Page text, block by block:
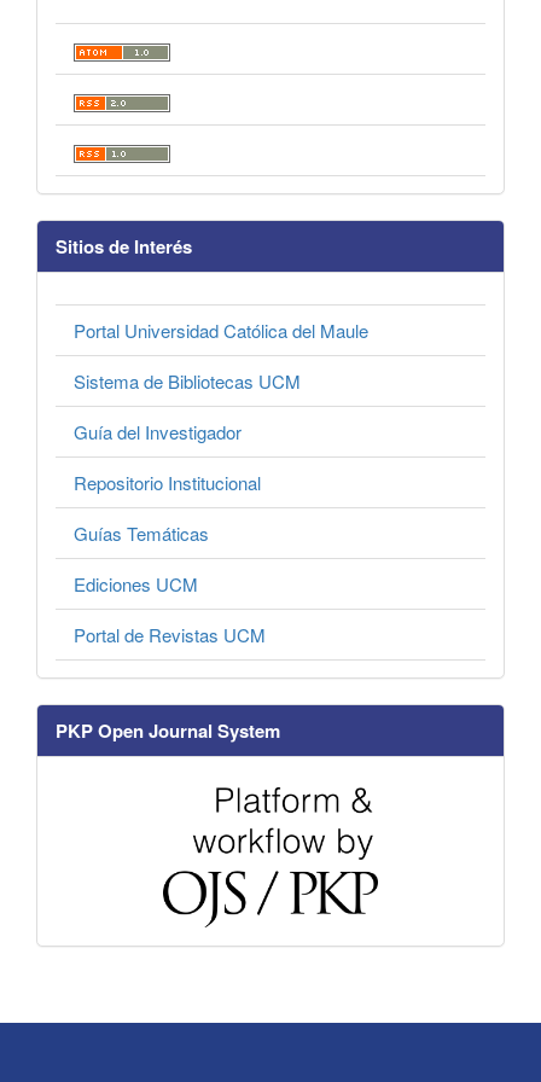
Sitios de Interés
Portal Universidad Católica del Maule
Sistema de Bibliotecas UCM
Guía del Investigador
Repositorio Institucional
Guías Temáticas
Ediciones UCM
Portal de Revistas UCM
PKP Open Journal System